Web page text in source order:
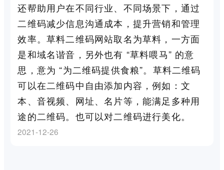
还帮助用户在不同行业、不同场景下，通过
二维码减少信息沟通成本，提升营销和管理
效率。草料二维码网站取名为草料，一方面
是和域名谐音，另外也有 “草料喂马” 的意
思，意为 “为二维码提供食粮”。草料二维码
可以在二维码中自由添加内容，例如：文
本、音视频、网址、名片等，能满足多种用
途的二维码。也可以对二维码进行美化。
2021-12-26